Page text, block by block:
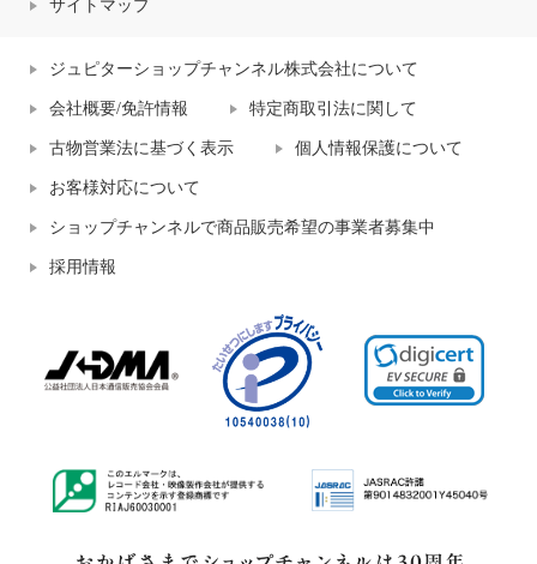
サイトマップ
ジュピターショップチャンネル株式会社について
会社概要/免許情報 特定商取引法に関して
古物営業法に基づく表示 個人情報保護について
お客様対応について
ショップチャンネルで商品販売希望の事業者募集中
採用情報